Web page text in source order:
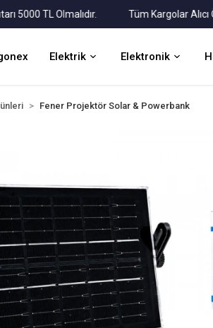
TL Olmalıdır. Tüm Kargolar Alıcı
Elektrik Elektronik
Fener Projektör Solar & Powerbank